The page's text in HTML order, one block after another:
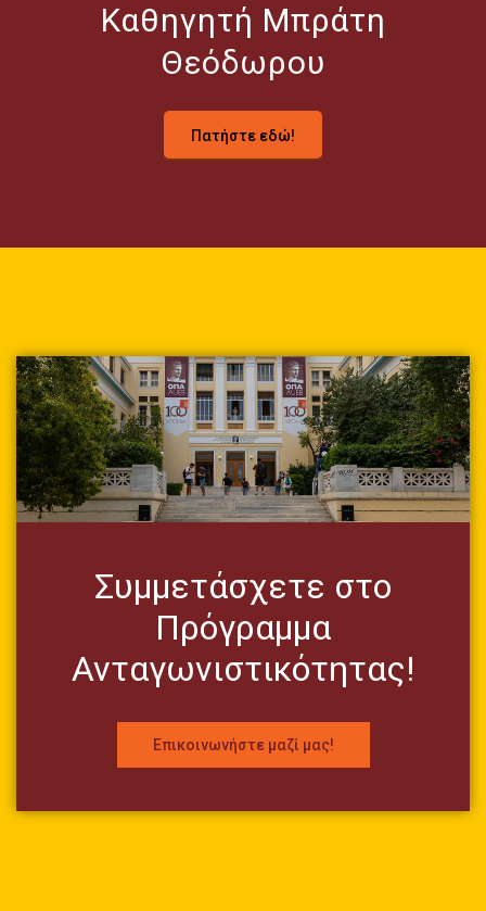
Καθηγητή Μπράτη
Θεόδωρου
Πατήστε εδώ!
Συμμετάσχετε στο
Πρόγραμμα
Ανταγωνιστικότητας!
Επικοινωνήστε μαζί μας!